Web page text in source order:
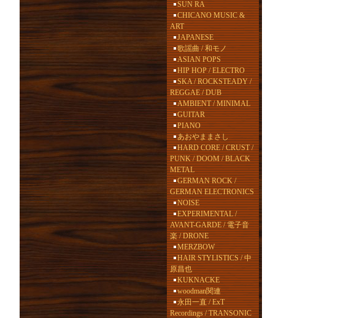
SUN RA
CHICANO MUSIC &
ART
JAPANESE
歌謡曲 / 和モノ
ASIAN POPS
HIP HOP / ELECTRO
SKA / ROCKSTEADY /
REGGAE / DUB
AMBIENT / MINIMAL
GUITAR
PIANO
あおやままさし
HARD CORE / CRUST /
PUNK / DOOM / BLACK
METAL
GERMAN ROCK /
GERMAN ELECTRONICS
NOISE
EXPERIMENTAL /
AVANT-GARDE / 電子音
楽 / DRONE
MERZBOW
HAIR STYLISTICS / 中
原昌也
KUKNACKE
woodman関連
永田一直 / ExT
Recordings / TRANSONIC